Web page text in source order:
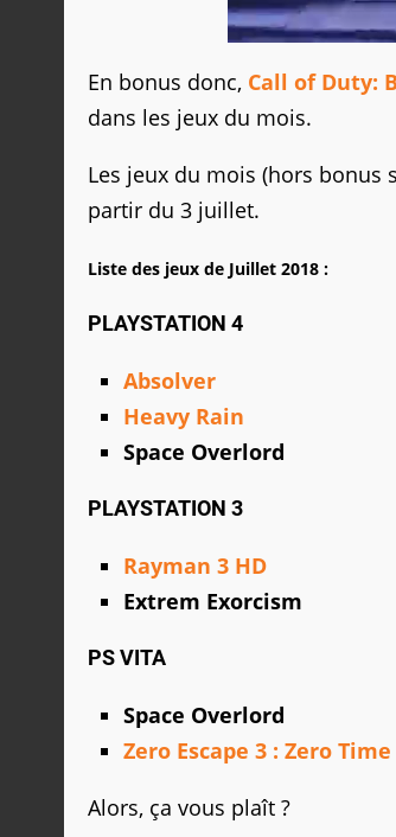
En bonus donc, Call of Duty:
dans les jeux du mois.
Les jeux du mois (hors bonus
partir du 3 juillet.
Liste des jeux de Juillet 2018 :
PLAYSTATION 4
Absolver
Heavy Rain
Space Overlord
PLAYSTATION 3
Rayman 3 HD
Extrem Exorcism
PS VITA
Space Overlord
Zero Escape 3 : Zero
Alors, ça vous plaît ?